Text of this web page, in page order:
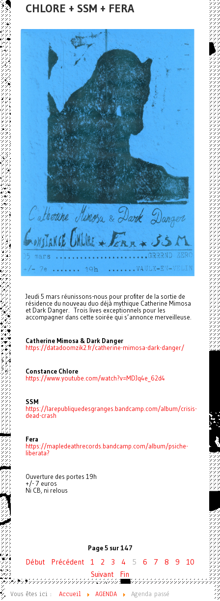
CHLORE + SSM + FERA
Jeudi 5 mars réunissons-nous pour profiter de la sortie de
résidence du nouveau duo déjà mythique Catherine Mimosa
et Dark Danger. Trois lives exceptionnels pour les
accompagner dans cette soirée qui s’annonce merveilleuse.
Catherine Mimosa & Dark Danger
https://datadoomzik2.fr/catherine-mimosa-dark-danger/
Constance Chlore
https://www.youtube.com/watch?v=MDJq4e_62d4
SSM
https://larepubliquedesgranges.bandcamp.com/album/crisis-
dead-crash
Fera
https://mapledeathrecords.bandcamp.com/album/psiche-
liberata?
Ouverture des portes 19h
+/- 7 euros
Ni CB, ni relous
Page 5 sur 147
Début Précédent 1 2 3 4 5 6 7 8 9
10
Suivant
Fin
Vous êtes ici : Accueil AGENDA Agenda passé